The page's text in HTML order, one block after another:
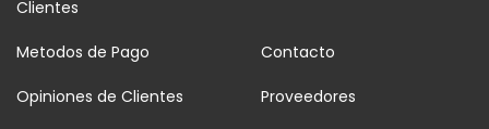
Clientes
Metodos de Pago Contacto
Opiniones de Clientes Proveedores